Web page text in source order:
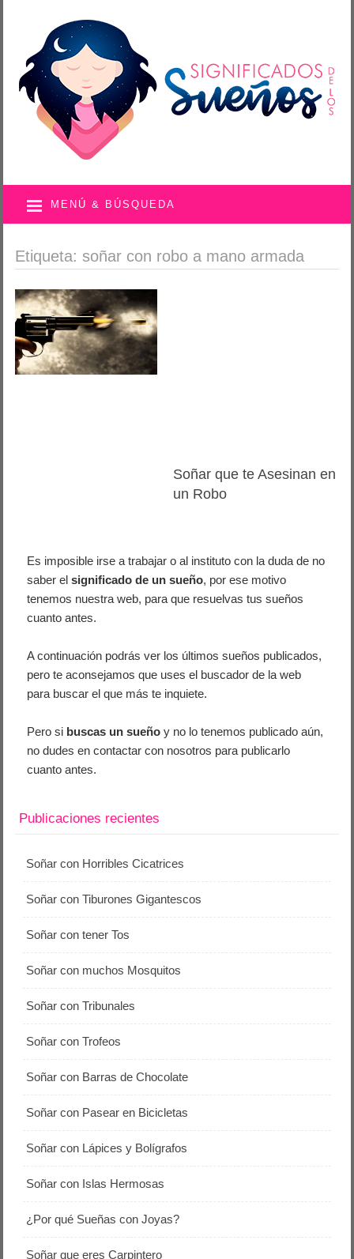
MENÚ & BÚSQUEDA
Etiqueta: soñar con robo a mano armada
Soñar que te Asesinan en
un Robo
Es imposible irse a trabajar o al instituto con la duda de no
saber elsignificado de un sueño, por ese motivo
tenemos nuestra web, para que resuelvas tus sueños
cuanto antes.
A continuación podrás ver los últimos sueños publicados,
pero te aconsejamos que uses el buscador de la web
para buscar el que más te inquiete.
Pero si buscas un sueño y no lo tenemos publicado aún,
no dudes en contactar con nosotros para publicarlo
cuanto antes.
Publicaciones recientes
Soñar con Horribles Cicatrices
Soñar con Tiburones Gigantescos
Soñar con tener Tos
Soñar con muchos Mosquitos
Soñar con Tribunales
Soñar con Trofeos
Soñar con Barras de Chocolate
Soñar con Pasear en Bicicletas
Soñar con Lápices y Bolígrafos
Soñar con Islas Hermosas
¿Por qué Sueñas con Joyas?
Soñar que eres Carpintero